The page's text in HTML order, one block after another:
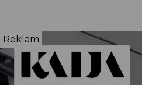
Reklam